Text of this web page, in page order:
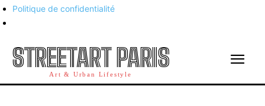
Politique de confidentialité
STREETART PARIS
Art & Urban Lifestyle